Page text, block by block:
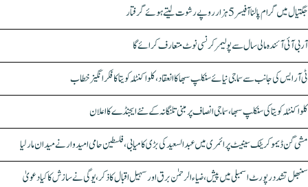
جگتیال میں گرام پالنا آفیسر 5 ہزار روپے رشوت لیتے ہوئے گرفتار
آر بی آئی آئندہ مالی سال سے پولیمر کرنسی نوٹ متعارف کرائے گا
ٹی آر ایس کی جانب سے سماجی نیائے سنکلپ سبھا کا انعقاد، کلواکنٹلہ کویتا کا فکر انگیز خطاب
کلواکنٹلہ کویتا کی سنکلپ سبھا، سماجی انصاف پر مبنی تلنگانہ کے نئے ایجنڈے کا اعلان
مشی گن ڈیموکریٹک سینیٹ پرائمری میں عبدالسعید کی بڑی کامیابی، فلسطین حامی امیدوار نے میدان مار لیا
سنبھل تشدد رپورٹ اسمبلی میں پیش، ضیاء الرحمٰن برق اور سہیل اقبال کا ذکر، یوگی نے سازش کا کیا دعویٰ